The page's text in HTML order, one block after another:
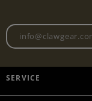
SERVICE